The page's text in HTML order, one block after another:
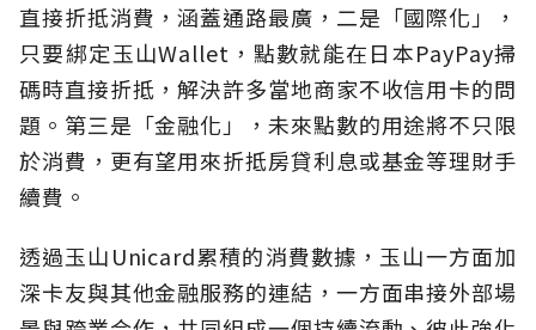
直接折抵消費，涵蓋通路最廣，二是「國際化」，
只要綁定玉山Wallet，點數就能在日本PayPay掃
碼時直接折抵，解決許多當地商家不收信用卡的問
題。第三是「金融化」，未來點數的用途將不只限
於消費，更有望用來折抵房貸利息或基金等理財手
續費。
透過玉山Unicard累積的消費數據，玉山一方面加
深卡友與其他金融服務的連結，一方面串接外部場